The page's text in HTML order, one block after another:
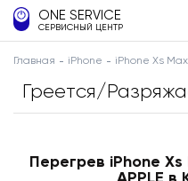
ONE SERVICE
СЕРВИСНЫЙ ЦЕНТР
Главная iPhone iPhone Xs Max
Греется/
Перегрев iPhone